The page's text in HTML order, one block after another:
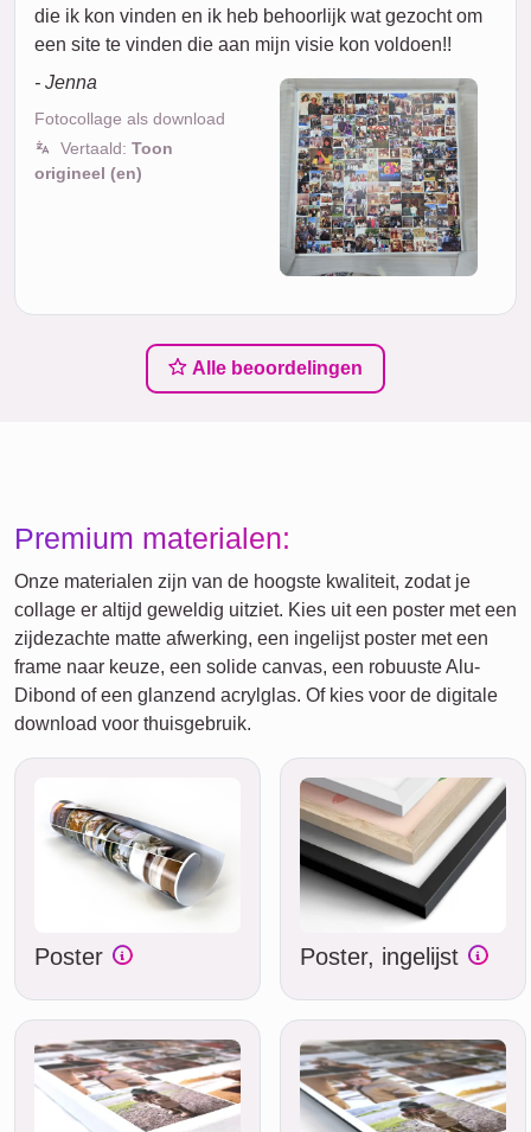
die ik kon vinden en ik heb behoorlijk wat gezocht om
een site te vinden die aan mijn visie kon voldoen!!
- Jenna
Fotocollage als download
Vertaald: Toon
origineel (en)
Alle beoordelingen
Premium materialen:
Onze materialen zijn van de hoogste kwaliteit, zodat je
collage er altijd geweldig uitziet. Kies uit een poster met een
zijdezachte matte afwerking, een ingelijst poster met een
frame naar keuze, een solide canvas, een robuuste Alu-
Dibond of een glanzend acrylglas. Of kies voor de digitale
download voor thuisgebruik.
Poster Poster, ingelijst